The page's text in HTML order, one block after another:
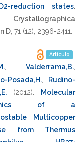
reduction states.
D 71 (12), 2396-2411
Artículo
Valderrama,B.
Posada,H.
Rudino-
(2012)
Molecular
of a
Multicopper
from Thermus